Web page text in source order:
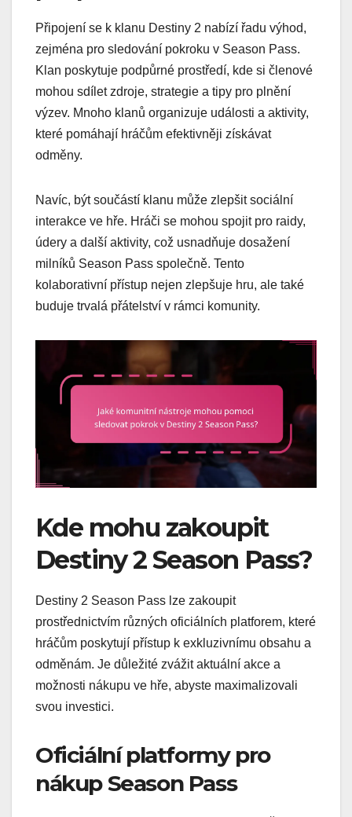
Připojení se k klanu Destiny 2 nabízí řadu výhod,
zejména pro sledování pokroku v Season Pass.
Klan poskytuje podpůrné prostředí, kde si členové
mohou sdílet zdroje, strategie a tipy pro plnění
výzev. Mnoho klanů organizuje události a aktivity,
které pomáhají hráčům efektivněji získávat
odměny.
Navíc, být součástí klanu může zlepšit sociální
interakce ve hře. Hráči se mohou spojit pro raidy,
údery a další aktivity, což usnadňuje dosažení
milníků Season Pass společně. Tento
kolaborativní přístup nejen zlepšuje hru, ale také
buduje trvalá přátelství v rámci komunity.
Kde mohu zakoupit
Destiny 2 Season Pass?
Destiny 2 Season Pass lze zakoupit
prostřednictvím různých oficiálních platforem, které
hráčům poskytují přístup k exkluzivnímu obsahu a
odměnám. Je důležité zvážit aktuální akce a
možnosti nákupu ve hře, abyste maximalizovali
svou investici.
Oficiální platformy pro
nákup Season Pass